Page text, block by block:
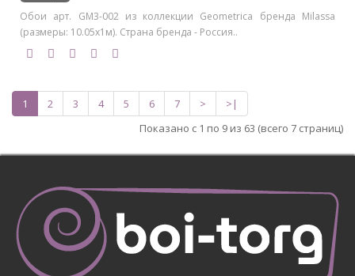
Обои арт. GM3-002 из коллекции Geometrica бренда Milassa
(размеры: 10.05х1м). Страна бренда - Россия..
1 2 3 4 5 6 7 >
>|
Показано с 1 по 9 из 63 (всего 7 страниц)